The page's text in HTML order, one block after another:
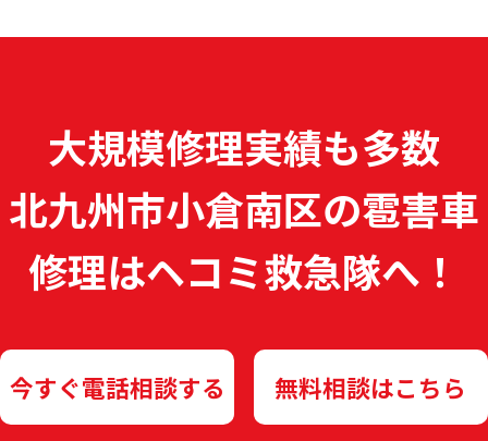
大規模修理実績も多数
北九州市小倉南区の雹害車
修理はヘコミ救急隊へ！
今すぐ電話相談する 無料相談はこちら